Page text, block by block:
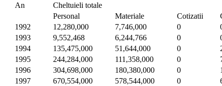
An
Cheltuieli totale
Personal
Materiale Cotizatii
1992
12,280,000 7,746,000 0
1993
9,552,468 6,244,766 0
1994
135,475,000 51,644,000 0
1995
244,284,000 111,358,000 0
1996
304,698,000 180,380,000 0
1997
670,554,000 578,544,000 0